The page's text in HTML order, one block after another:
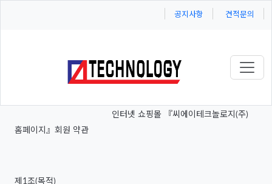
공지사항 견적문의
인터넷 쇼핑몰 『씨에이테크놀로지(주)
홈페이지』회원 약관
제1조(목적)